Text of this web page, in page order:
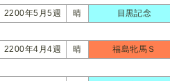
2200年5月5週
晴 目黒記念
2200年4月4週
晴 福島牝馬Ｓ